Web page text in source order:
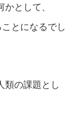
として、
とになるでし
類の課題とし